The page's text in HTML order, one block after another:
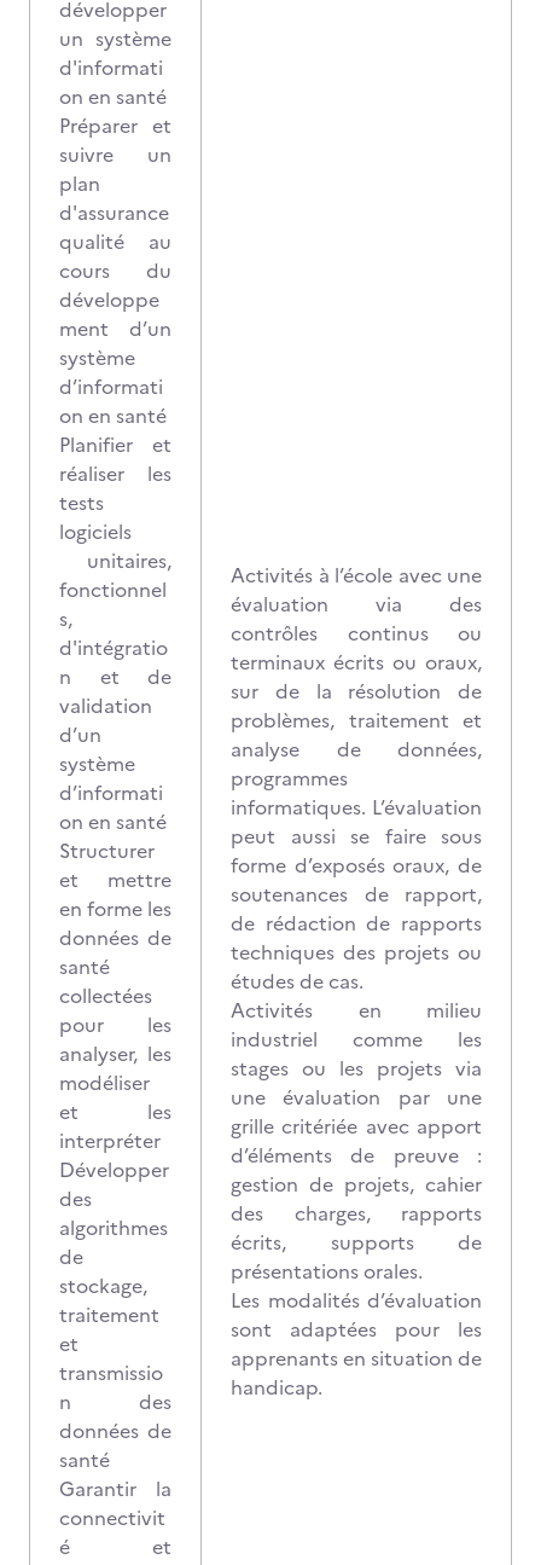
développer
un système
d'informati
on en santé
Préparer et
suivre un
plan
d'assurance
qualité au
cours du
développe
ment d’un
système
d’informati
on en santé
Planifier et
réaliser les
tests
logiciels
unitaires,
fonctionnel
s,
d'intégratio
n et de
validation
d’un
système
d’informati
on en santé
Structurer
et mettre
en forme les
données de
santé
collectées
pour les
analyser, les
modéliser
et les
interpréter
Développer
des
algorithmes
de
stockage,
traitement
et
transmissio
n des
données de
santé
Garantir la
connectivit
é et
Activités à l’école avec une
évaluation via des
contrôles continus ou
terminaux écrits ou oraux,
sur de la résolution de
problèmes, traitement et
analyse de données,
programmes
informatiques. L’évaluation
peut aussi se faire sous
forme d’exposés oraux, de
soutenances de rapport,
de rédaction de rapports
techniques des projets ou
études de cas.
Activités en milieu
industriel comme les
stages ou les projets via
une évaluation par une
grille critériée avec apport
d’éléments de preuve :
gestion de projets, cahier
des charges, rapports
écrits, supports de
présentations orales.
Les modalités d’évaluation
sont adaptées pour les
apprenants en situation de
handicap.